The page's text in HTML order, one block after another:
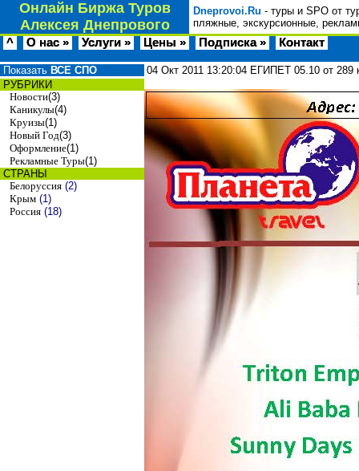
Онлайн Биржа Туров
Алексея Днепрового
Dneprovoi.Ru - туры и SPO от
пляжные, экскурсионные,
^ О нас » Услуги » Цены » Подписка » Контакт
Показать ВСЕ СПО
РУБРИКИ
Новости(3)
Каникулы(4)
Круизы(1)
Новый Год(3)
Оформление(1)
Рекламные Туры(1)
СТРАНЫ
Белоруссия (2)
Крым (1)
Россия (18)
04 Окт 2011 13:20:04 ЕГИПЕТ 05.10 от